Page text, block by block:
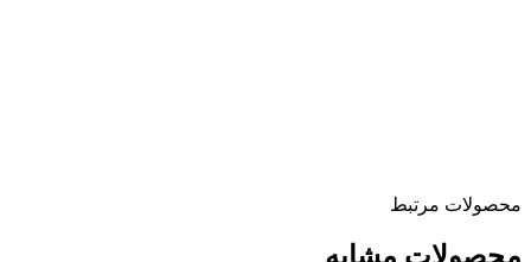
محصولات مرتبط